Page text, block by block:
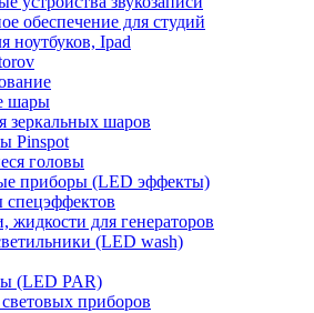
обеспечение для студий
ноутбуков, Ipad
шары
зеркальных шаров
Pinspot
головы
приборы (LED эффекты)
спецэффектов
жидкости для генераторов
(LED wash)
(LED PAR)
приборов